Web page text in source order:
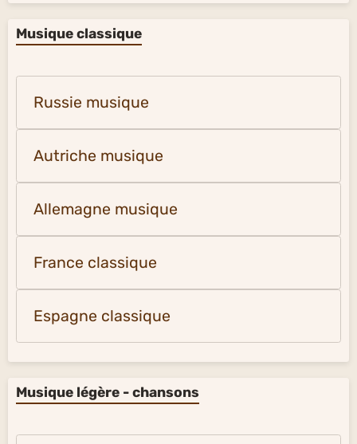
Musique classique
Russie musique
Autriche musique
Allemagne musique
France classique
Espagne classique
Musique légère - chansons